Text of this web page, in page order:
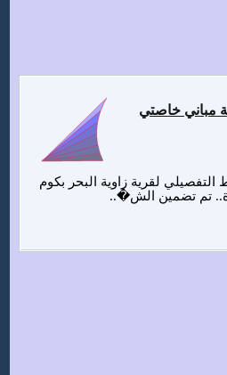
لقرية زاوية البحر بكوم
تم تضمين الش�..
مباني خاصتي